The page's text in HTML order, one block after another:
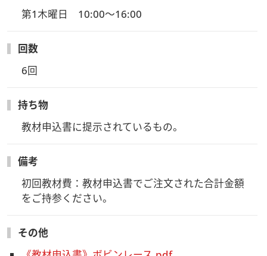
第1木曜日　10:00～16:00
回数
6回
持ち物
教材申込書に提示されているもの。
備考
初回教材費：教材申込書でご注文された合計金額
をご持参ください。
その他